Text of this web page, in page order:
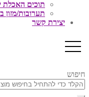
תוכים האכלת
תערובות/מזון
יצירת קשר
חיפוש